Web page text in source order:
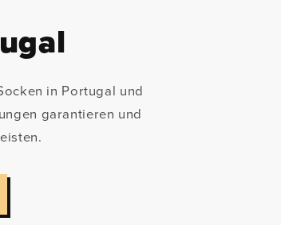
in Portugal und
garantieren und